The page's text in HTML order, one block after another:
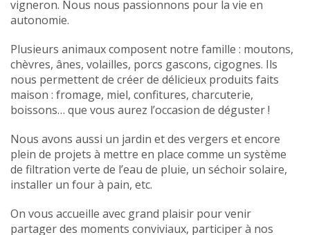
vigneron. Nous nous passionnons pour la vie en
autonomie.
Plusieurs animaux composent notre famille : moutons,
chèvres, ânes, volailles, porcs gascons, cigognes. Ils
nous permettent de créer de délicieux produits faits
maison : fromage, miel, confitures, charcuterie,
boissons… que vous aurez l’occasion de déguster !
Nous avons aussi un jardin et des vergers et encore
plein de projets à mettre en place comme un système
de filtration verte de l’eau de pluie, un séchoir solaire,
installer un four à pain, etc.
On vous accueille avec grand plaisir pour venir
partager des moments conviviaux, participer à nos